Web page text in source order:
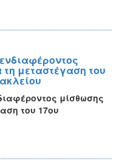
μεταστέγαση του
μίσθωσης
του 17ου